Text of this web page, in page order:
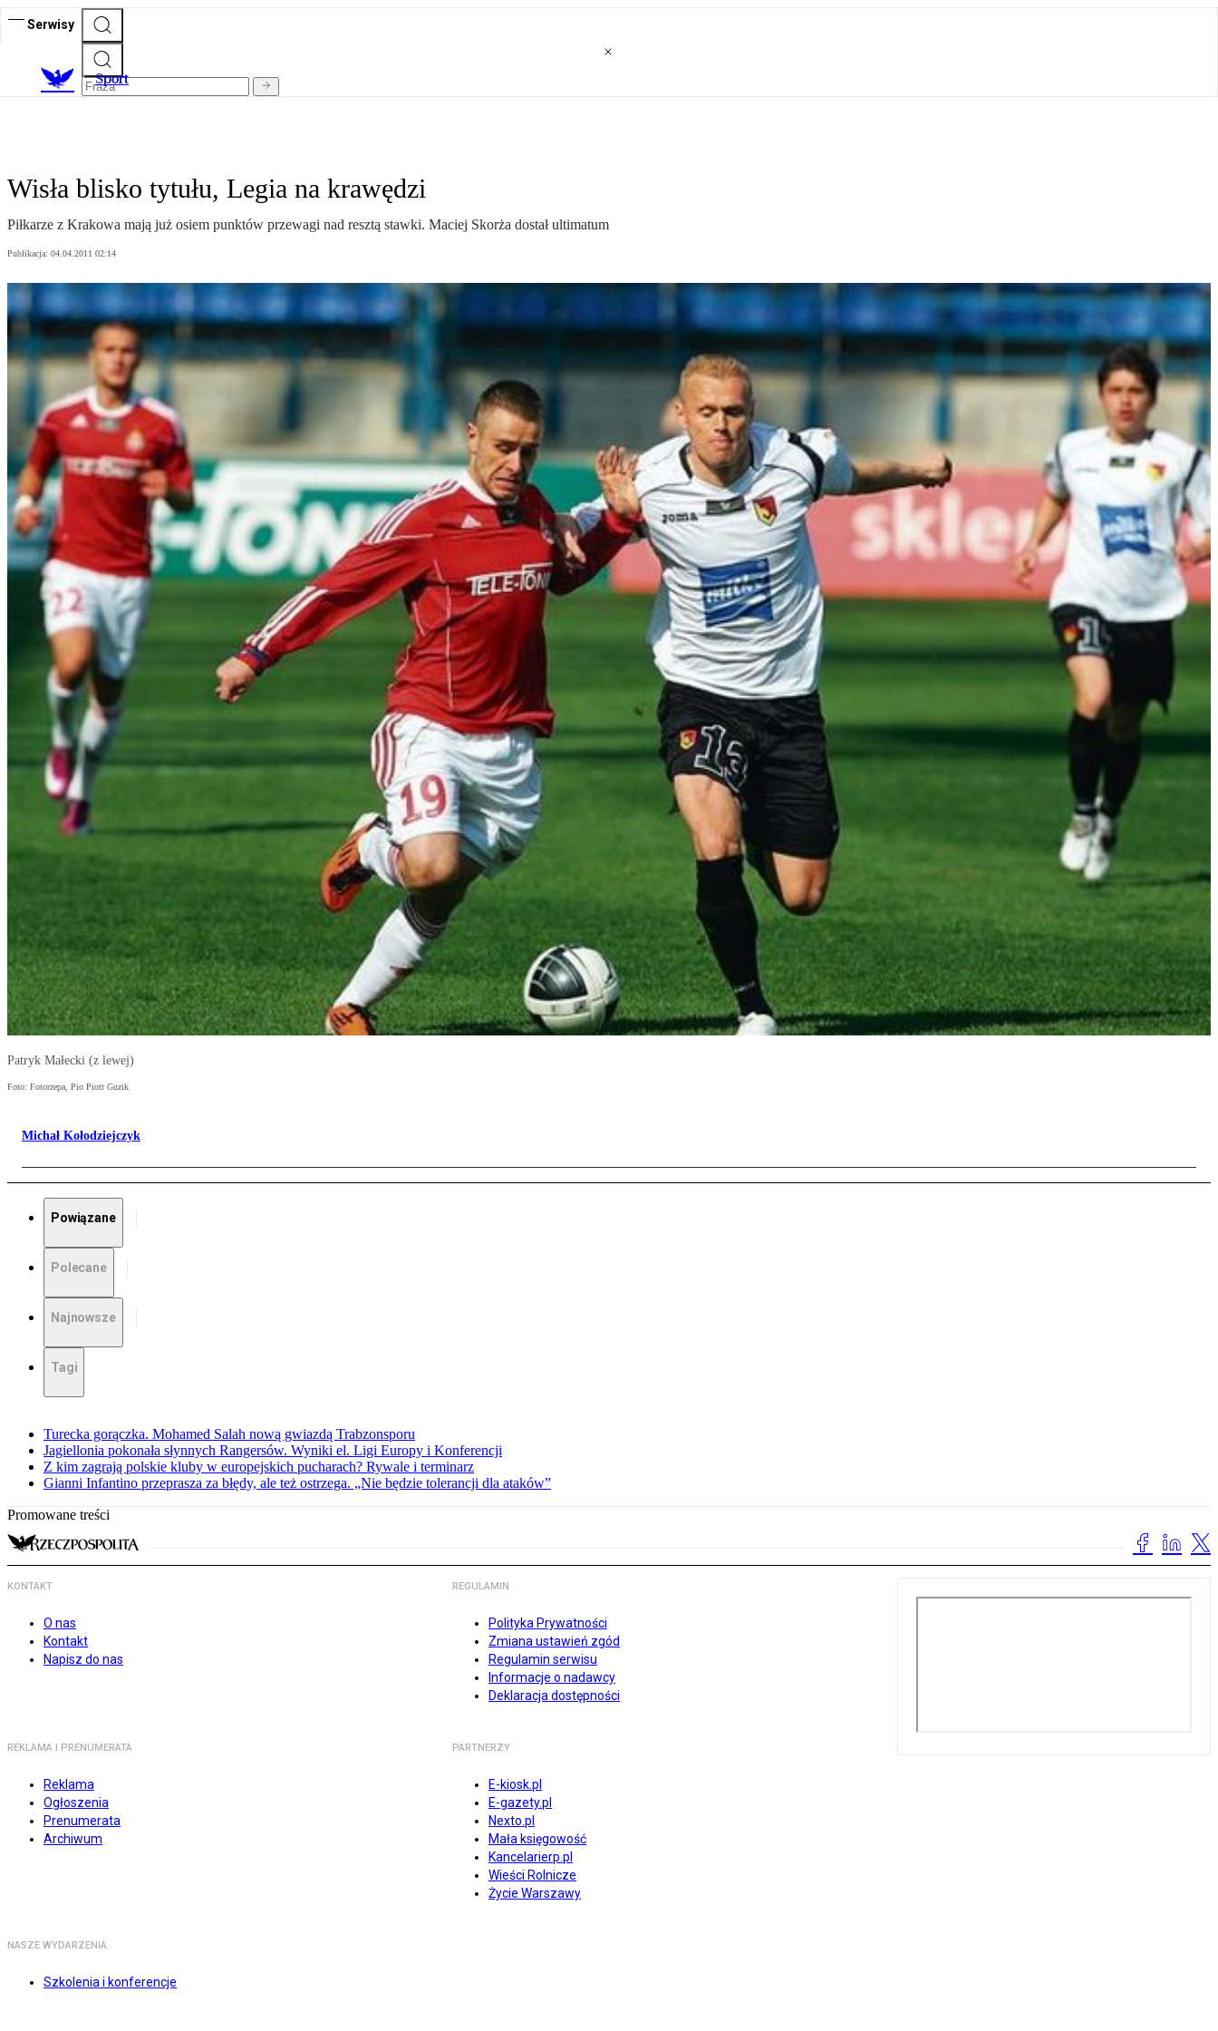
Serwisy
Sport
Wisła blisko tytułu, Legia na krawędzi
Piłkarze z Krakowa mają już osiem punktów przewagi nad resztą stawki. Maciej Skorża dostał ultimatum
Publikacja: 04.04.2011 02:14
Patryk Małecki (z lewej)
Foto: Fotorzepa, Pio Piotr Guzik
Michał Kołodziejczyk
Powiązane
Polecane
Najnowsze
Tagi
Turecka gorączka. Mohamed Salah nową gwiazdą Trabzonsporu
Jagiellonia pokonała słynnych Rangersów. Wyniki el. Ligi Europy i Konferencji
Z kim zagrają polskie kluby w europejskich pucharach? Rywale i terminarz
Gianni Infantino przeprasza za błędy, ale też ostrzega. „Nie będzie tolerancji dla ataków”
Promowane treści
KONTAKT
O nas
Kontakt
Napisz do nas
REGULAMIN
Polityka Prywatności
Zmiana ustawień zgód
Regulamin serwisu
Informacje o nadawcy
Deklaracja dostępności
REKLAMA I PRENUMERATA
Reklama
Ogłoszenia
Prenumerata
Archiwum
PARTNERZY
E-kiosk.pl
E-gazety.pl
Nexto.pl
Mała księgowość
Kancelarierp.pl
Wieści Rolnicze
Życie Warszawy
NASZE WYDARZENIA
Szkolenia i konferencje